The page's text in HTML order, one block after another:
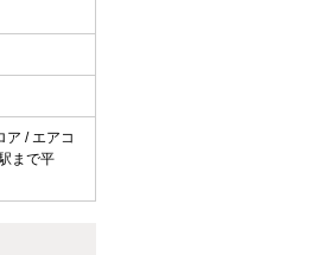
ア / エアコ
まで平